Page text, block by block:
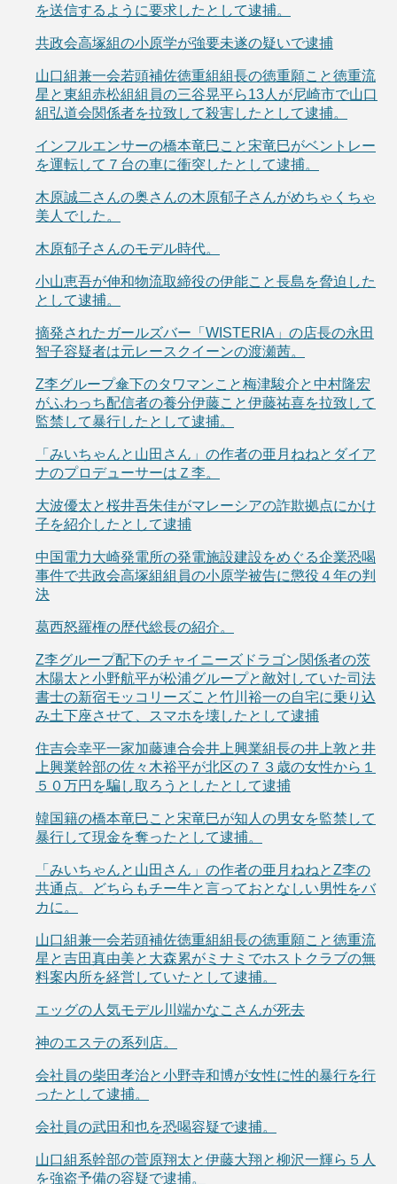
を送信するように要求したとして逮捕。
共政会高塚組の小原学が強要未遂の疑いで逮捕
山口組兼一会若頭補佐徳重組組長の徳重願こと徳重流
星と東組赤松組組員の三谷晃平ら13人が尼崎市で山口
組弘道会関係者を拉致して殺害したとして逮捕。
インフルエンサーの橋本竜巳こと宋竜巳がベントレー
を運転して７台の車に衝突したとして逮捕。
木原誠二さんの奥さんの木原郁子さんがめちゃくちゃ
美人でした。
木原郁子さんのモデル時代。
小山恵吾が伸和物流取締役の伊能こと長島を脅迫した
として逮捕。
摘発されたガールズバー「WISTERIA」の店長の永田
智子容疑者は元レースクイーンの渡瀬茜。
Z李グループ傘下のタワマンこと梅津駿介と中村隆宏
がふわっち配信者の養分伊藤こと伊藤祐喜を拉致して
監禁して暴行したとして逮捕。
「みいちゃんと山田さん」の作者の亜月ねねとダイア
ナのプロデューサーはＺ李。
大波優太と桜井吾朱佳がマレーシアの詐欺拠点にかけ
子を紹介したとして逮捕
中国電力大崎発電所の発電施設建設をめぐる企業恐喝
事件で共政会高塚組組員の小原学被告に懲役４年の判
決
葛西怒羅権の歴代総長の紹介。
Z李グループ配下のチャイニーズドラゴン関係者の茨
木陽太と小野航平が松浦グループと敵対していた司法
書士の新宿モッコリーズこと竹川裕一の自宅に乗り込
み土下座させて、スマホを壊したとして逮捕
住吉会幸平一家加藤連合会井上興業組長の井上敦と井
上興業幹部の佐々木裕平が北区の７３歳の女性から１
５０万円を騙し取ろうとしたとして逮捕
韓国籍の橋本竜巳こと宋竜巳が知人の男女を監禁して
暴行して現金を奪ったとして逮捕。
「みいちゃんと山田さん」の作者の亜月ねねとZ李の
共通点。どちらもチー牛と言っておとなしい男性をバ
カに。
山口組兼一会若頭補佐徳重組組長の徳重願こと徳重流
星と吉田真由美と大森累がミナミでホストクラブの無
料案内所を経営していたとして逮捕。
エッグの人気モデル川端かなこさんが死去
神のエステの系列店。
会社員の柴田孝治と小野寺和博が女性に性的暴行を行
ったとして逮捕。
会社員の武田和也を恐喝容疑で逮捕。
山口組系幹部の菅原翔太と伊藤大翔と柳沢一輝ら５人
を強盗予備の容疑で逮捕。